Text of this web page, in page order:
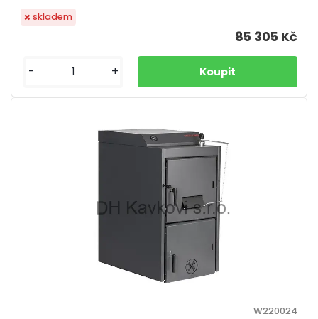
85 305 Kč
skladem
- +
W220024